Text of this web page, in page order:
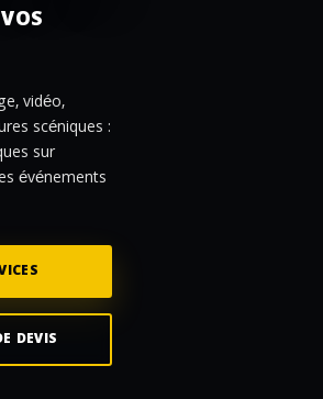
vidéo,
scéniques :
sur
événements
DEVIS